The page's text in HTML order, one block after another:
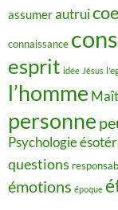
assumerautrui
connaissance
esprit idée Jésus
l’homme
personne
Psychologie
questions
émotions époque